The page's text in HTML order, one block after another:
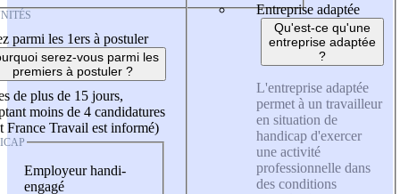
parmi les 1ers à postuler
serez-vous parmi les
premiers à postuler ?
de plus de 15 jours,
moins de 4 candidatures
France Travail est informé)
Employeur handi-
engagé
Entreprise adaptée
Qu'est-ce qu'une
entreprise adaptée
?
L'entreprise adaptée
permet à un travailleur
en situation de
handicap d'exercer
une activité
professionnelle dans
des conditions